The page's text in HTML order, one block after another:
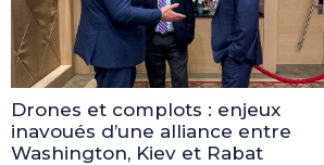
Drones et complots : enjeux
inavoués d’une alliance entre
Washington, Kiev et Rabat